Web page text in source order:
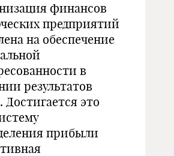
финансов
предприятий
на обеспечение
в
результатов
Достигается это
прибыли